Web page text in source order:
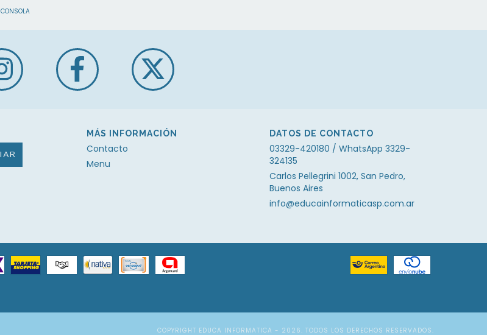
CONSOLA
MÁS INFORMACIÓN
Contacto
Menu
DATOS DE CONTACTO
03329-420180 / WhatsApp 3329-
324135
Carlos Pellegrini 1002, San Pedro,
Buenos Aires
info@educainformaticasp.com.ar
COPYRIGHT EDUCA INFORMATICA - 2026. TODOS LOS DERECHOS RESERVADOS.